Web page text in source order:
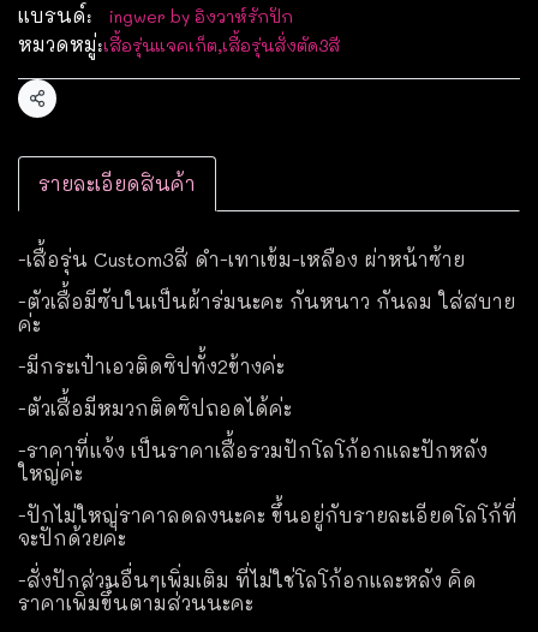
แบรนด์:
ingwer by อิงวาห์รักปัก
หมวดหมู่:เสื้อรุ่นแจคเก็ต,เสื้อรุ่นสั่งตัด3สี
แชร์
รายละเอียดสินค้า
-เสื้อรุ่น Custom3สี ดำ-เทาเข้ม-เหลือง ผ่าหน้าซ้าย
-ตัวเสื้อมีซับในเป็นผ้าร่มนะคะ กันหนาว กันลม ใส่สบาย
ค่ะ
-มีกระเป๋าเอวติดซิปทั้ง2ข้างค่ะ
-ตัวเสื้อมีหมวกติดซิปถอดได้ค่ะ
-ราคาที่แจ้ง เป็นราคาเสื้อรวมปักโลโก้อกและปักหลัง
ใหญ่ค่ะ
-ปักไม่ใหญ่ราคาลดลงนะคะ ขึ้นอยู่กับรายละเอียดโลโก้ที่
จะปักด้วยค่ะ
-สั่งปักส่วนอื่นๆเพิ่มเติม ที่ไม่ใช่โลโก้อกและหลัง คิด
ราคาเพิ่มขึ้นตามส่วนนะคะ